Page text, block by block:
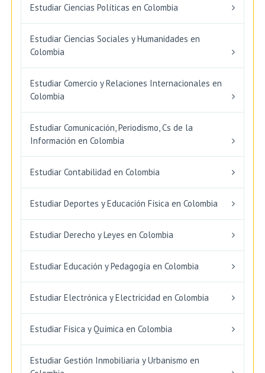
Estudiar Ciencias Políticas en Colombia
Estudiar Ciencias Sociales y Humanidades en
Colombia
Estudiar Comercio y Relaciones Internacionales en
Colombia
Estudiar Comunicación, Periodismo, Cs de la
Información en Colombia
Estudiar Contabilidad en Colombia
Estudiar Deportes y Educación Física en Colombia
Estudiar Derecho y Leyes en Colombia
Estudiar Educación y Pedagogía en Colombia
Estudiar Electrónica y Electricidad en Colombia
Estudiar Física y Química en Colombia
Estudiar Gestión Inmobiliaria y Urbanismo en